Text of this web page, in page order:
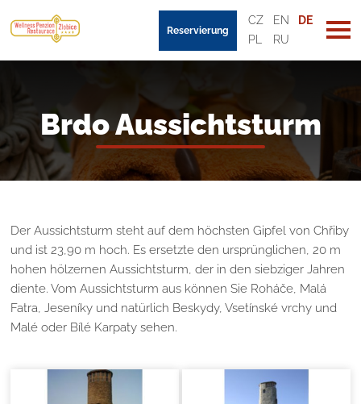
Reservierung
CZ EN
DE
PL
RU
Brdo Aussichtsturm
Der Aussichtsturm steht auf dem höchsten Gipfel von Chřiby
und ist 23,90 m hoch. Es ersetzte den ursprünglichen, 20 m
hohen hölzernen Aussichtsturm, der in den siebziger Jahren
diente. Vom Aussichtsturm aus können Sie Roháče, Malá
Fatra, Jeseníky und natürlich Beskydy, Vsetínské vrchy und
Malé oder Bílé Karpaty sehen.